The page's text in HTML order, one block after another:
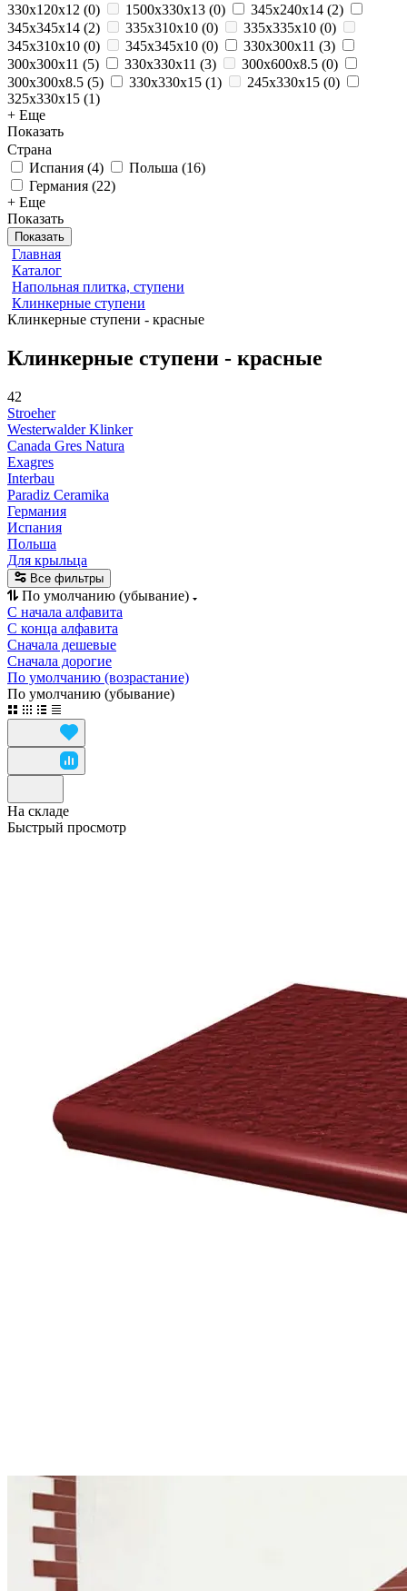
330x120x12 (0) 1500x330x13 (0) 345х240х14 (2)
345х345х14 (2) 335х310х10 (0) 335х335х10 (0)
345х310х10 (0) 345х345х10 (0) 330x300x11 (3)
300x300x11 (5) 330x330x11 (3) 300x600x8.5 (0)
300x300x8.5 (5) 330x330x15 (1) 245x330x15 (0)
325x330x15 (1)
+ Еще
Показать
Страна
Испания (4) Польша (16)
Германия (22)
+ Еще
Показать
Показать
Главная
Каталог
Напольная плитка, ступени
Клинкерные ступени
Клинкерные ступени - красные
Клинкерные ступени - красные
42
Stroeher
Westerwalder Klinker
Canada Gres Natura
Exagres
Interbau
Paradiz Ceramika
Германия
Испания
Польша
Для крыльца
Все фильтры
По умолчанию (убывание)
С начала алфавита
С конца алфавита
Сначала дешевые
Сначала дорогие
По умолчанию (возрастание)
По умолчанию (убывание)
На складе
Быстрый просмотр